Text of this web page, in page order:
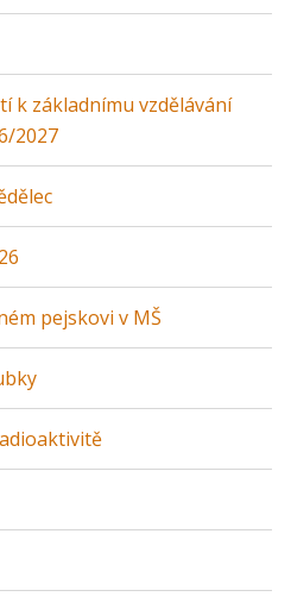
k základnímu vzdělávání
2027
pejskovi v MŠ